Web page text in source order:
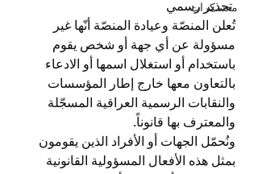
معسكرات
️ تحذير رسمي
تُعلن المنصّة وعيادة المنصّة أنّها غير
مسؤولة عن أي جهة أو شخص يقوم
باستخدام أو استغلال اسمها أو الادعاء
بالتعاون معها خارج إطار المؤسسات
والنقابات الرسمية العراقية المسجّلة
والمعترف بها قانوناً.
ونُحمّل الجهات أو الأفراد الذين يقومون
بمثل هذه الأفعال المسؤولية القانونية